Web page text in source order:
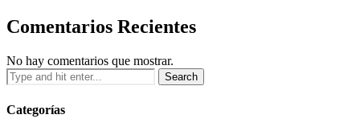
Comentarios Recientes
No hay comentarios que mostrar.
Categorías